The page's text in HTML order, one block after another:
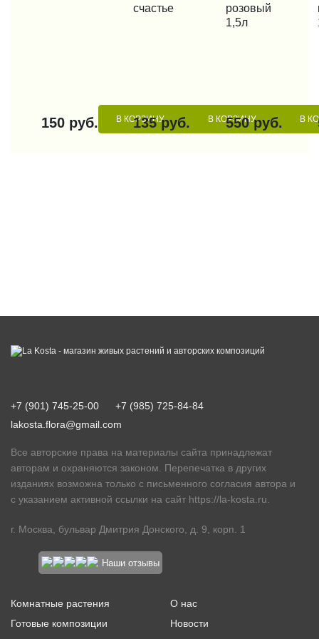
150 руб. В КОРЗИНУ
счастье
135 руб. В КОРЗИНУ
розовый
1,5л
550 руб. В
+7 (901) 745-25-00
+7 (985) 725-84-84
lakosta.flora@gmail.com
Все авторские права на материалы сайта принадлежат
авторам и охраняются законом. Перепечатка в других
изданиях возможна только с письменного согласия автора и
с указанием активной ссылки на сайт https://la-kosta.ru
г. Москва, бульвар Дмитрия Донского, д. 9, корп. 1
Наши отзывы
Комнатные растения
Готовые композиции
О нас
Новости